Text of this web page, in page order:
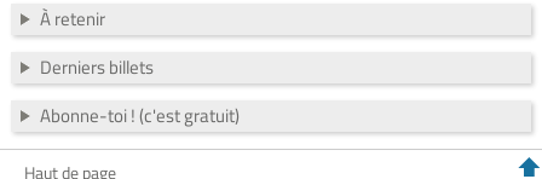
À retenir
Derniers billets
Abonne-toi ! (c'est gratuit)
Haut de page